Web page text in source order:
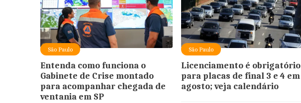
São Paulo
Entenda como funciona o
Gabinete de Crise montado
para acompanhar chegada de
ventania em SP
São Paulo
Licenciamento é obrigatório
para placas de final 3 e 4 em
agosto; veja calendário